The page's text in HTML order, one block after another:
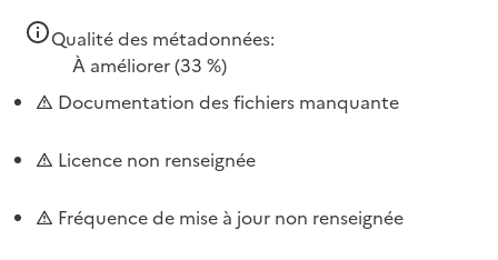
Qualité des métadonnées:
À améliorer(33 %)
Documentation des fichiers manquante
Licence non renseignée
Fréquence de mise à jour non renseignée